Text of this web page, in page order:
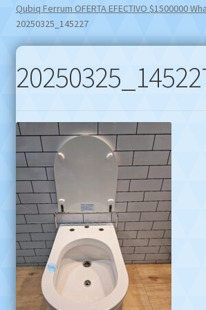
Qubiq Ferrum OFERTA EFECTIVO $1500000
20250325_145227